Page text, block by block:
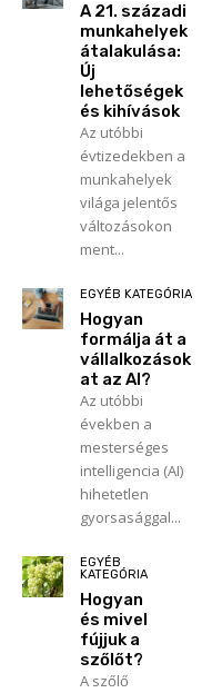
A 21. századi
munkahelyek
átalakulása:
Új
lehetőségek
és kihívások
Az utóbbi
évtizedekben a
munkahelyek
világa jelentős
változásokon
ment...
EGYÉB KATEGÓRIA
Hogyan
formálja át a
vállalkozások
at az AI?
Az utóbbi
években a
mesterséges
intelligencia (AI)
hihetetlen
gyorsasággal...
EGYÉB
KATEGÓRIA
Hogyan
és mivel
fújjuk a
szőlőt?
A szőlő